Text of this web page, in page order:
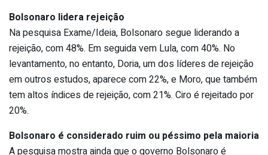
Bolsonaro lidera rejeição
Na pesquisa Exame/Ideia, Bolsonaro segue liderando a
rejeição, com 48%. Em seguida vem Lula, com 40%. No
levantamento, no entanto, Doria, um dos líderes de rejeição
em outros estudos, aparece com 22%, e Moro, que também
tem altos índices de rejeição, com 21%. Ciro é rejeitado por
20%.
Bolsonaro é considerado ruim ou péssimo pela maioria
A pesquisa mostra ainda que o governo Bolsonaro é